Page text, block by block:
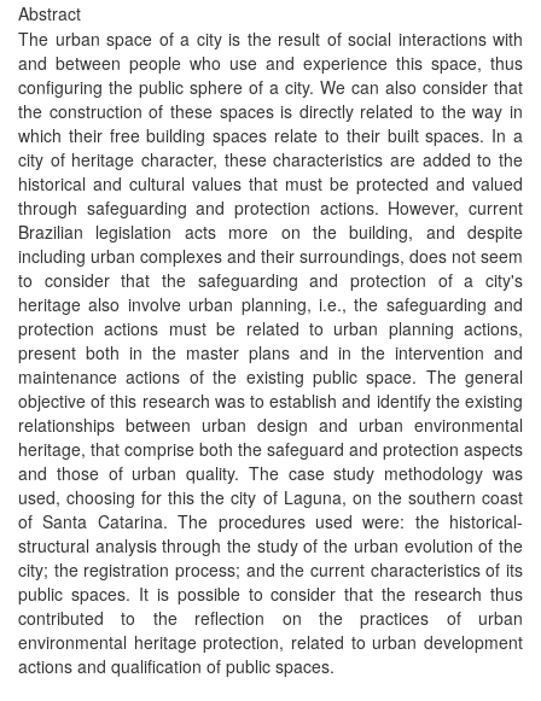
Abstract
The urban space of a city is the result of social interactions with
and between people who use and experience this space, thus
configuring the public sphere of a city. We can also consider that
the construction of these spaces is directly related to the way in
which their free building spaces relate to their built spaces. In a
city of heritage character, these characteristics are added to the
historical and cultural values that must be protected and valued
through safeguarding and protection actions. However, current
Brazilian legislation acts more on the building, and despite
including urban complexes and their surroundings, does not seem
to consider that the safeguarding and protection of a city's
heritage also involve urban planning, i.e., the safeguarding and
protection actions must be related to urban planning actions,
present both in the master plans and in the intervention and
maintenance actions of the existing public space. The general
objective of this research was to establish and identify the existing
relationships between urban design and urban environmental
heritage, that comprise both the safeguard and protection aspects
and those of urban quality. The case study methodology was
used, choosing for this the city of Laguna, on the southern coast
of Santa Catarina. The procedures used were: the historical-
structural analysis through the study of the urban evolution of the
city; the registration process; and the current characteristics of its
public spaces. It is possible to consider that the research thus
contributed to the reflection on the practices of urban
environmental heritage protection, related to urban development
actions and qualification of public spaces.